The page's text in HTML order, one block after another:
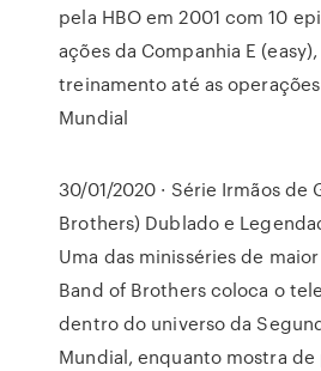
pela HBO em 2001 com 10
ações da Companhia E
treinamento até as operações
Mundial
30/01/2020 · Série Irmãos de
Brothers) Dublado e
Uma das minisséries de
Band of Brothers coloca o
dentro do universo da
Mundial, enquanto mostra de